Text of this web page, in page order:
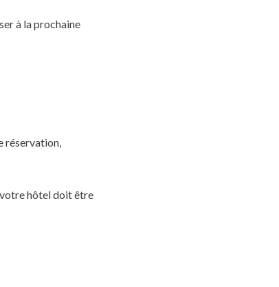
à la prochaine
réservation,
hôtel doit être